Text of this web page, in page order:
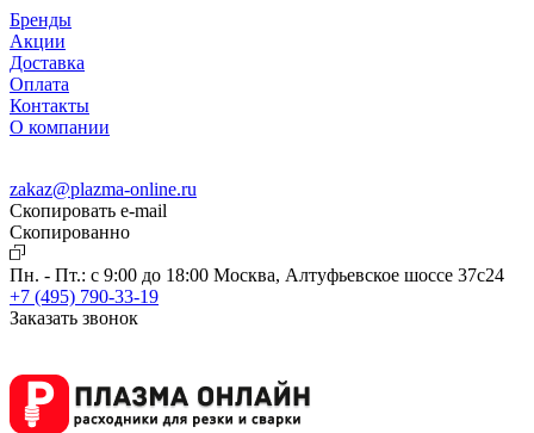
Бренды
Акции
Доставка
Оплата
Контакты
О компании
zakaz@plazma-online.ru
Скопировать e-mail
Cкопированно
Пн. - Пт.: с 9:00 до 18:00 Москва, Алтуфьевское шоссе 37с24
+7 (495) 790-33-19
Заказать звонок